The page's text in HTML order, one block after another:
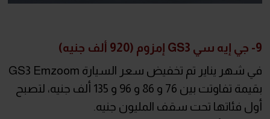
9- جي إيه سي GS3 إمزوم (920 ألف جنيه)
في شهر يناير تم تخفيض سعر السيارة GS3 Emzoom
بقيمة تفاوتت بين 76 و 86 و 96 و 135 ألف جنيه، لتصبح
أول فئاتها تحت سقف المليون جنيه.